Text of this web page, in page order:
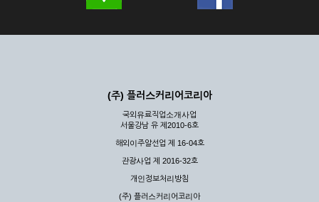
(주) 플러스커리어코리아
국외유료직업소개사업
서울강남 유 제2010-6호
해외이주알선업 제 16-04호
관광사업 제 2016-32호
개인정보처리방침
(주) 플러스커리어코리아